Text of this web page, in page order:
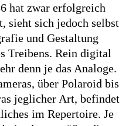
hat zwar erfolgreich
sieht sich jedoch selbst
und Ge­staltung
Trei­bens. Rein digital
denn je das An­aloge.
über Polaroid bis
jeglicher Art, be­findet
im Re­pertoire. Je